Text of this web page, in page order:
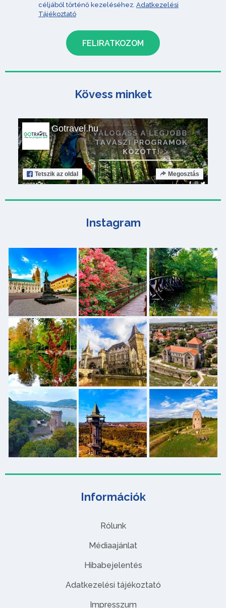
Információk
Rólunk
Médiaajánlat
Hibabejelentés
Adatkezelési tájékoztató
Impresszum
céljából történő kezeléséhez. Adatkezelési
Tájékoztató
Kövess minket
Gotravel.hu
Tetszik az oldal Megosztás
Instagram